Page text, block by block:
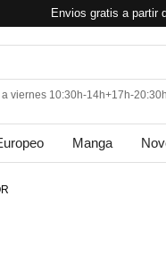
Envios gratis a partir
a viernes 10:30h-14h+17h-
Manga